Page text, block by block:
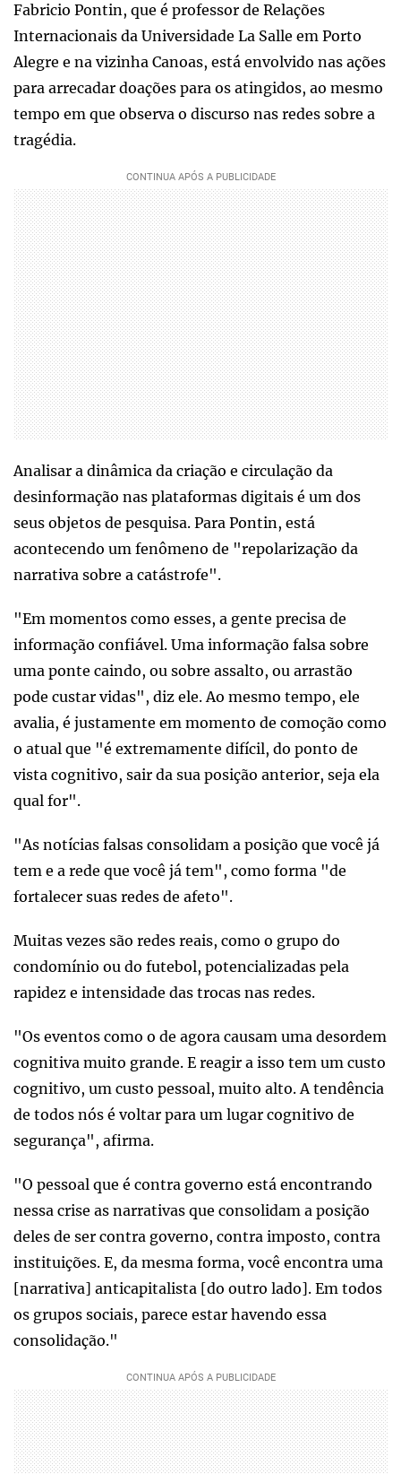
Fabricio Pontin, que é professor de Relações
Internacionais da Universidade La Salle em Porto
Alegre e na vizinha Canoas, está envolvido nas ações
para arrecadar doações para os atingidos, ao mesmo
tempo em que observa o discurso nas redes sobre a
tragédia.
Analisar a dinâmica da criação e circulação da
desinformação nas plataformas digitais é um dos
seus objetos de pesquisa. Para Pontin, está
acontecendo um fenômeno de "repolarização da
narrativa sobre a catástrofe".
"Em momentos como esses, a gente precisa de
informação confiável. Uma informação falsa sobre
uma ponte caindo, ou sobre assalto, ou arrastão
pode custar vidas", diz ele. Ao mesmo tempo, ele
avalia, é justamente em momento de comoção como
o atual que "é extremamente difícil, do ponto de
vista cognitivo, sair da sua posição anterior, seja ela
qual for".
"As notícias falsas consolidam a posição que você já
tem e a rede que você já tem", como forma "de
fortalecer suas redes de afeto".
Muitas vezes são redes reais, como o grupo do
condomínio ou do futebol, potencializadas pela
rapidez e intensidade das trocas nas redes.
"Os eventos como o de agora causam uma desordem
cognitiva muito grande. E reagir a isso tem um custo
cognitivo, um custo pessoal, muito alto. A tendência
de todos nós é voltar para um lugar cognitivo de
segurança", afirma.
"O pessoal que é contra governo está encontrando
nessa crise as narrativas que consolidam a posição
deles de ser contra governo, contra imposto, contra
instituições. E, da mesma forma, você encontra uma
[narrativa] anticapitalista [do outro lado]. Em todos
os grupos sociais, parece estar havendo essa
consolidação."